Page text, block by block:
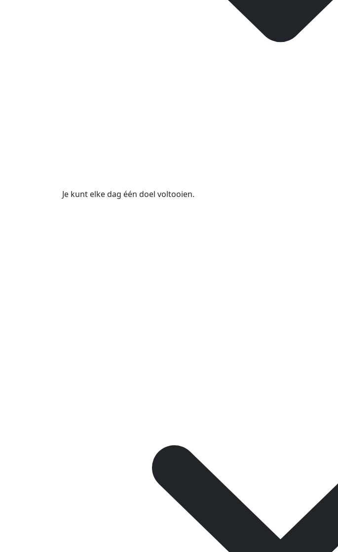
Je kunt elke dag één doel voltooien.